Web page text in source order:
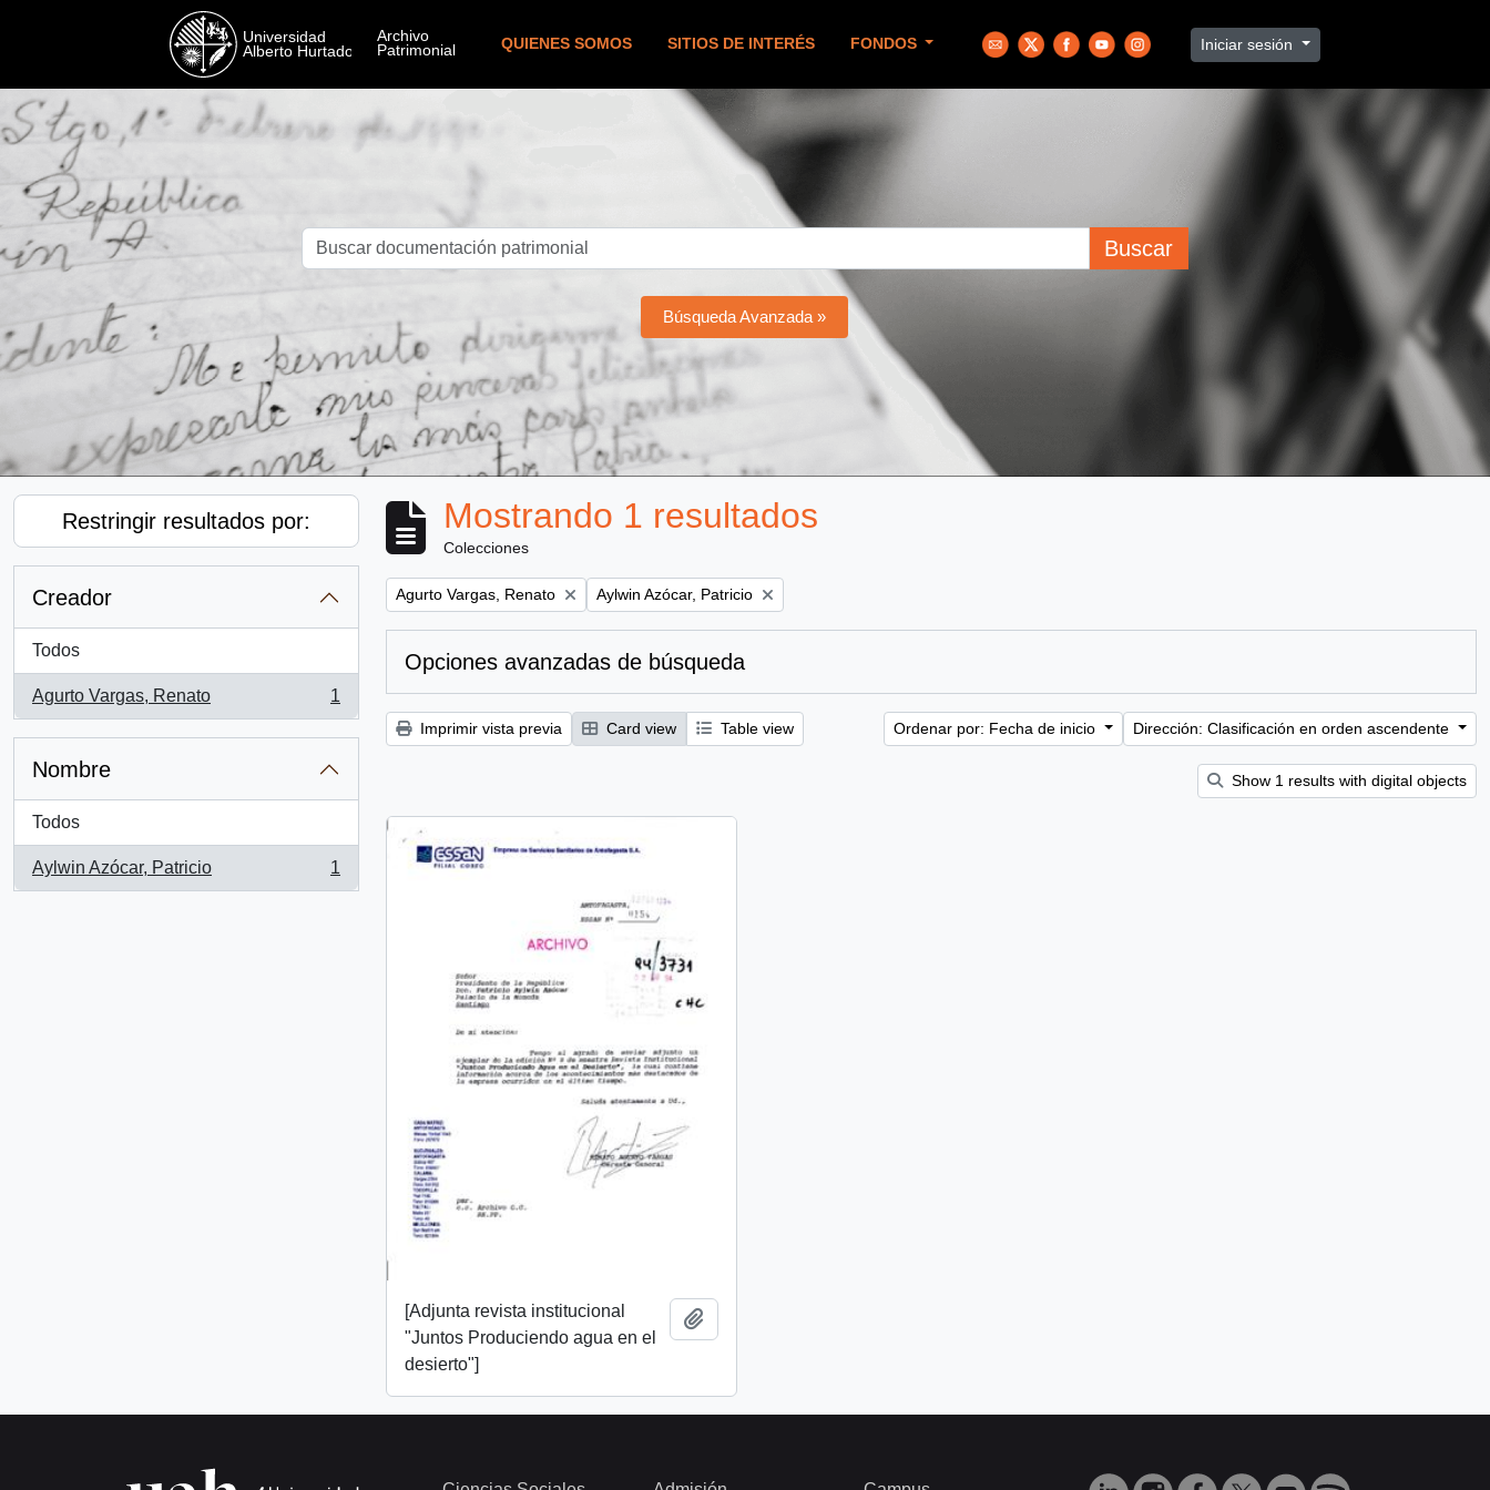
QUIENES SOMOS SITIOS DE INTERÉS FONDOS Iniciar sesión
Buscar
Búsqueda Avanzada »
Restringir resultados por:
Creador
Todos
Agurto Vargas, Renato
, 1 resultados
1
Nombre
Todos
Aylwin Azócar, Patricio
, 1 resultados
1
Mostrando 1 resultados
Colecciones
Remove filter:
Agurto Vargas, Renato Remove filter:
Aylwin Azócar, Patricio
Opciones avanzadas de búsqueda
Imprimir vista previa Card view Table view Ordenar por: Fecha de inicio Dirección: Clasificación en orden ascendente
Show 1 results with digital objects
[Adjunta revista institucional
"Juntos Produciendo agua en el
desierto"]